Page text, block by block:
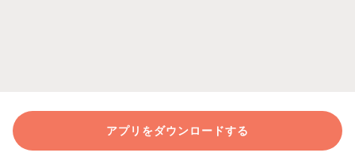
アプリをダウンロードする